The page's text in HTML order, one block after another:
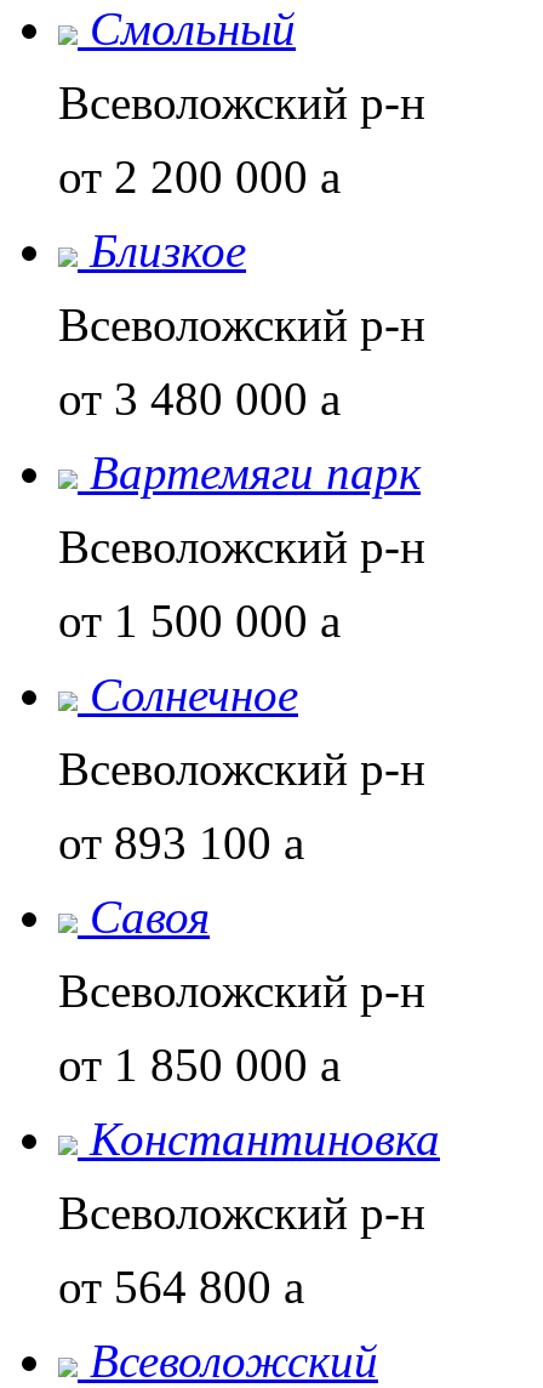
Смольный
Всеволожский р-н
от 2 200 000 a
Близкое
Всеволожский р-н
от 3 480 000 a
Вартемяги парк
Всеволожский р-н
от 1 500 000 a
Солнечное
Всеволожский р-н
от 893 100 a
Савоя
Всеволожский р-н
от 1 850 000 a
Константиновка
Всеволожский р-н
от 564 800 a
Всеволожский